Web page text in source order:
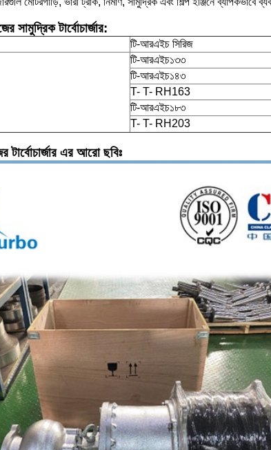
সামুদ্রিক টার্বোচার্জার:
টি-আরএইচ সিরিজ
টি-আরএইচ১৩৩
টি-আরএইচ১৪৩
T- T- RH163
টি-আরএইচ১৮৩
T- T- RH203
এর আরো ছবিঃ